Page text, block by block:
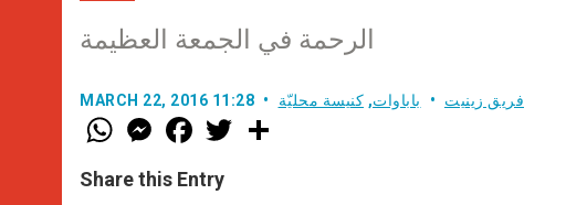
الرحمة في الجمعة العظيمة
MARCH 22, 2016 11:28 فريق زينيت باباوات, كنيسة محليّة
W
h
t
s
M
e
s
e
F
a
e
b
w
Share this Entry